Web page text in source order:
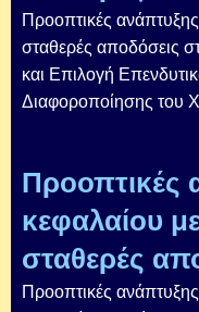
Προοπτικές
σταθερές αποδόσεις
και Επιλογή
Διαφοροποίησης του
Προοπτικές
κεφαλαίου
σταθερές
Προοπτικές